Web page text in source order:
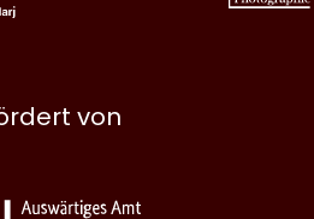
von